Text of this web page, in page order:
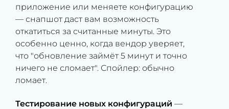
приложение или меняете конфигурацию
— снапшот даст вам возможность
откатиться за считанные минуты. Это
особенно ценно, когда вендор уверяет,
что "обновление займёт 5 минут и точно
ничего не сломает". Спойлер: обычно
ломает.
Тестирование новых конфигураций —